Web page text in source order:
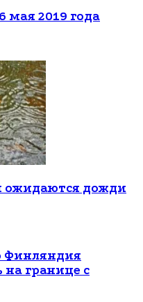
мая 2019 года
ожидаются дожди
Финляндия
на границе с